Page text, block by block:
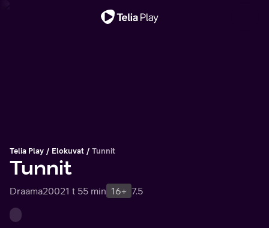
Telia Play Elokuvat Tunnit
Tunnit
Draama20021 t 55 min 16+ 7.5